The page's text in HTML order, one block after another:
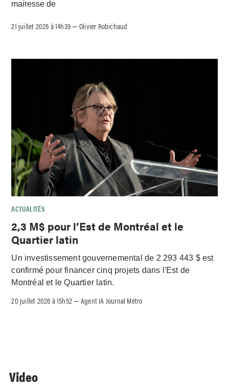
mairesse de
21 juillet 2026 à 14h39 –Olivier Robichaud
ACTUALITÉS
2,3 M$ pour l’Est de Montréal et le
Quartier latin
Un investissement gouvernemental de 2 293 443 $ est
confirmé pour financer cinq projets dans l'Est de
Montréal et le Quartier latin.
20 juillet 2026 à 15h52 –Agent IA Journal Métro
Video